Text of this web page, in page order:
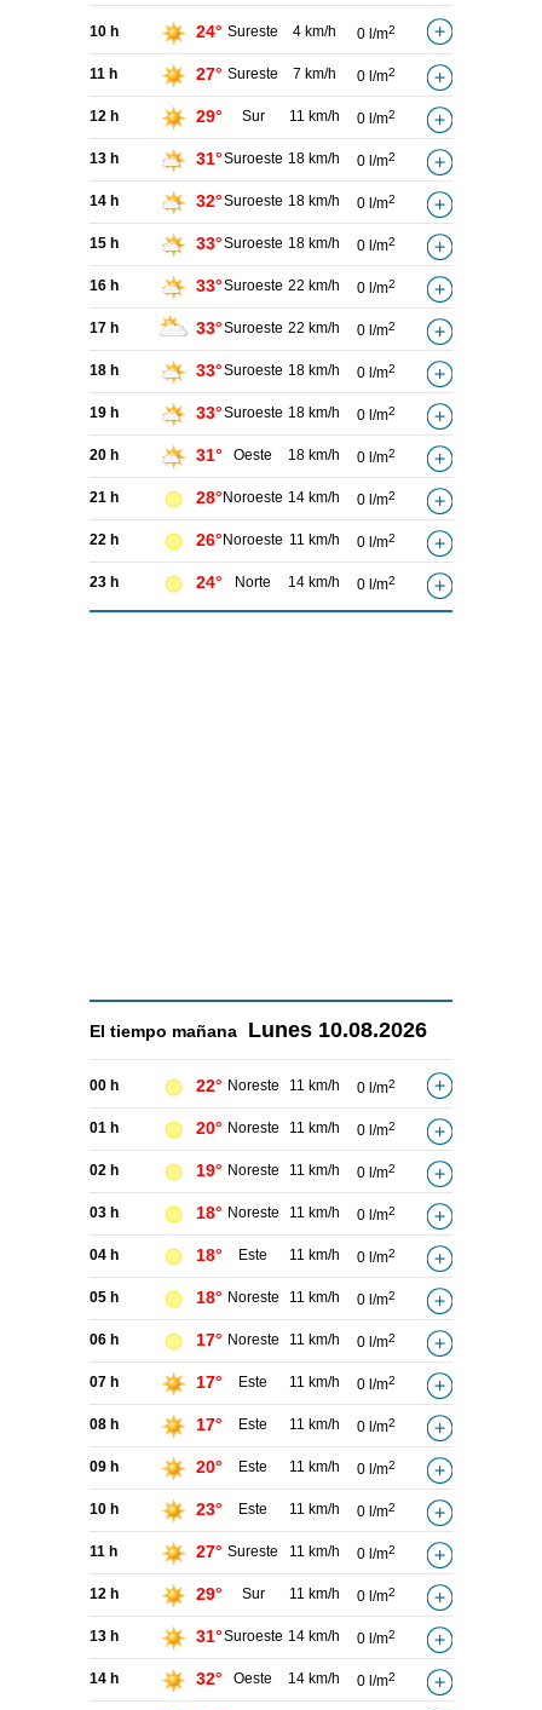
10 h 24° Sureste 4 km/h 0 l/m2
11 h 27° Sureste 7 km/h 0 l/m2
12 h 29° Sur 11 km/h 0 l/m2
13 h 31°Suroeste 18 km/h 0 l/m2
14 h 32°Suroeste 18 km/h 0 l/m2
15 h 33°Suroeste 18 km/h 0 l/m2
16 h 33°Suroeste 22 km/h 0 l/m2
17 h 33°Suroeste 22 km/h 0 l/m2
18 h 33°Suroeste 18 km/h 0 l/m2
19 h 33°Suroeste 18 km/h 0 l/m2
20 h 31° Oeste 18 km/h 0 l/m2
21 h 28° Noroeste 14 km/h 0 l/m2
22 h 26° Noroeste 11 km/h 0 l/m2
23 h 24° Norte 14 km/h 0 l/m2
El tiempo mañana Lunes 10.08.2026
00 h 22° Noreste 11 km/h 0 l/m2
01 h 20° Noreste 11 km/h 0 l/m2
02 h 19° Noreste 11 km/h 0 l/m2
03 h 18° Noreste 11 km/h 0 l/m2
04 h 18° Este 11 km/h 0 l/m2
05 h 18° Noreste 11 km/h 0 l/m2
06 h 17° Noreste 11 km/h 0 l/m2
07 h 17° Este 11 km/h 0 l/m2
08 h 17° Este 11 km/h 0 l/m2
09 h 20° Este 11 km/h 0 l/m2
10 h 23° Este 11 km/h 0 l/m2
11 h 27° Sureste 11 km/h 0 l/m2
12 h 29° Sur 11 km/h 0 l/m2
13 h 31°Suroeste 14 km/h 0 l/m2
14 h 32° Oeste 14 km/h 0 l/m2